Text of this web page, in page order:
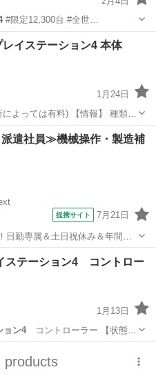
#限定12,300台 #全世…
テレビゲーム PS4
イステーション4 本体
1月24日
料) 【情報】 種類：
量：500GB 【付属品】
書、箱 ※HDMI...
テレビゲーム PlayStation4
遣社員≫機械操作・製造補
提携サイト 7月21日
勤専属＆土日祝休み＆年間休
カー通勤OK＆無料駐車場あり
茨城県常陸大宮市》 人気の
その他
ステーション4 コントロー
1月13日
ョン4コントローラー 【状態】